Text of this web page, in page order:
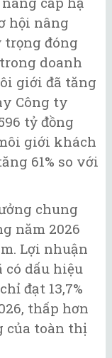
hội nâng
trọng đóng
doanh
giới đã tăng
Công ty
tỷ đồng
giới khách
61% so với
chung
năm 2026
Lợi nhuận
dấu hiệu
đạt 13,7%
thấp hơn
của toàn thị